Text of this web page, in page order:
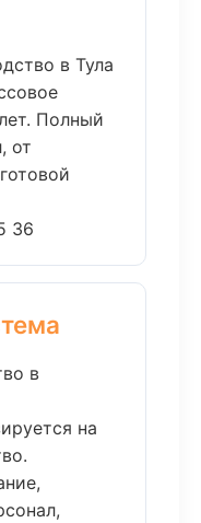
в Тула
Полный
от
36
в
на